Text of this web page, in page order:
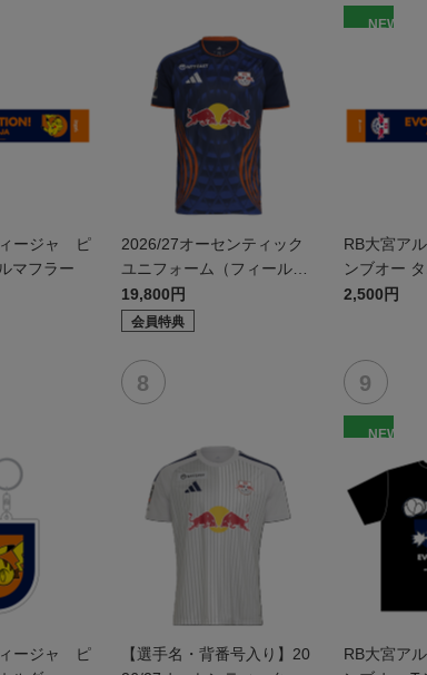
ージャ ピ
マフラー
2026/27オーセンティック
ユニフォーム（フィールド
1st）
19,800円
会員特典
NEW
RB大宮ア
ンブオー
2,500円
ージャ ピ
【選手名・背番号入り】20
NEW
RB大宮ア